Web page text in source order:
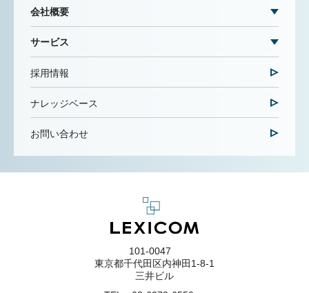
会社概要
サービス
採用情報
ナレッジベース
お問い合わせ
101-0047
東京都千代田区内神田1-8-1
三井ビル